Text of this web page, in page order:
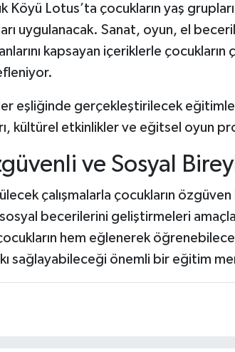
Köyü Lotus’ta çocukların yaş
uygulanacak. Sanat, oyun, el
kapsayan içeriklerle çocukların
eşliğinde gerçekleştirilecek
kültürel etkinlikler ve eğitsel oyun
ve Sosyal
çalışmalarla çocukların
becerilerini geliştirmeleri
hem eğlenerek
sağlayabileceği önemli bir eğitim